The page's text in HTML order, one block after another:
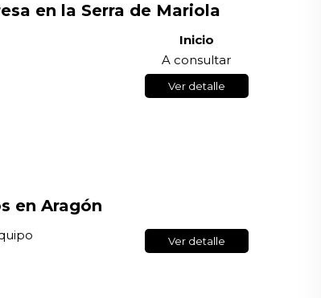
en la Serra de Mariola
Inicio
A consultar
Ver detalle
en Aragón
Ver detalle